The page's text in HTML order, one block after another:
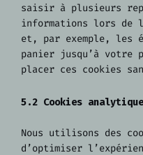
saisir à plusieurs
informations lors de
et, par exemple, les
panier jusqu’à votre
placer ces cookies
5.2 Cookies
Nous utilisons des
d’optimiser